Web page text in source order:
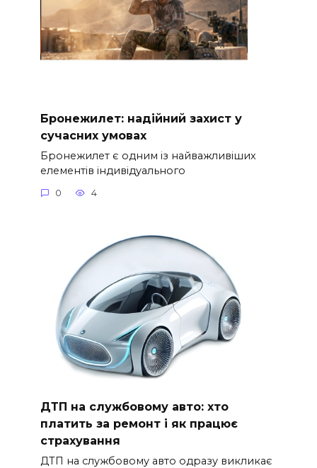
Бронежилет: надійний захист у
сучасних умовах
Бронежилет є одним із найважливіших
елементів індивідуального
0 4
ДТП на службовому авто: хто
платить за ремонт і як працює
страхування
ДТП на службовому авто одразу викликає